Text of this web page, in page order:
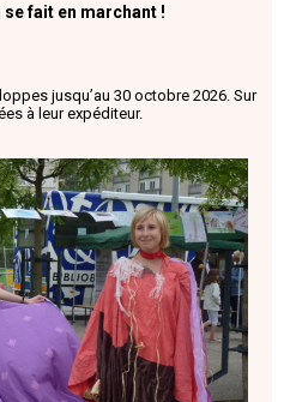
se fait en marchant !
jusqu’au 30 octobre 2026. Sur
à leur expéditeur.